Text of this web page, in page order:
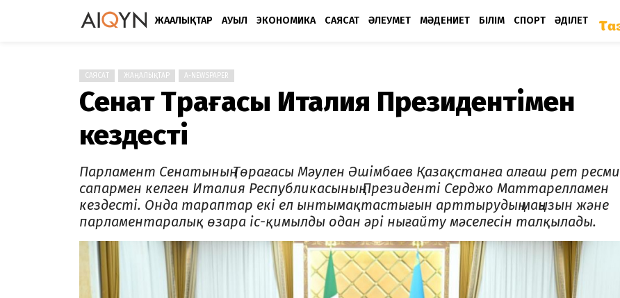
ЖАҢАЛЫҚТАР АУЫЛ ЭКОНОМИКА САЯСАТ ӘЛЕУМЕТ МӘДЕНИЕТ БІЛІМ СПОРТ ӘДІЛЕТ
САЯСАТ ЖАҢАЛЫҚТАР A-NEWSPAPER
Сенат Төрағасы Италия Президентімен
кездесті
Парламент Сенатының Төрағасы Мәулен Әшімбаев Қазақстанға алғаш рет ресми
сапармен келген Италия Республикасының Президенті Серджо Маттарелламен
кездесті. Онда тараптар екі ел ынтымақтастығын арттырудың маңызын және
парламентаралық өзара іс-қимылды одан әрі нығайту мәселесін талқылады.